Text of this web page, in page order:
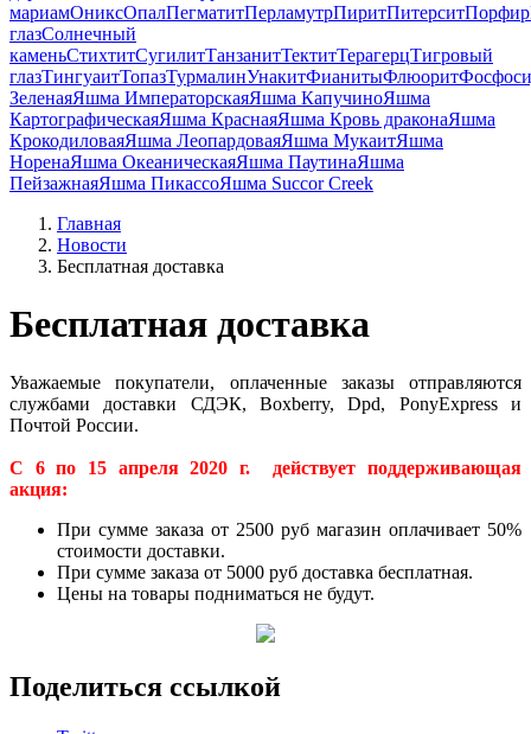
мариамОниксОпалПегматитПерламутрПиритПитерситПорфир
глазСолнечный
каменьСтихтитСугилитТанзанитТектитТерагерцТигровый
глазТингуаитТопазТурмалинУнакитФианитыФлюорит
ЗеленаяЯшма ИмператорскаяЯшма КапучиноЯшма
КартографическаяЯшма КраснаяЯшма Кровь драконаЯшма
КрокодиловаяЯшма ЛеопардоваяЯшма МукаитЯшма
НоренаЯшма ОкеаническаяЯшма ПаутинаЯшма
ПейзажнаяЯшма ПикассоЯшма Succor Creek
Главная
Новости
Бесплатная доставка
Бесплатная доставка
Уважаемые покупатели, оплаченные заказы отправляются
службами доставки СДЭК, Boxberry, Dpd, PonyExpress и
Почтой России.
С 6 по 15 апреля 2020 г. действует поддерживающая
акция:
При сумме заказа от 2500 руб магазин оплачивает 50%
стоимости доставки.
При сумме заказа от 5000 руб доставка бесплатная.
Цены на товары подниматься не будут.
Поделиться ссылкой